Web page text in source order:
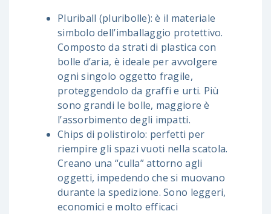
Pluriball (pluribolle): è il materiale
simbolo dell’imballaggio protettivo.
Composto da strati di plastica con
bolle d’aria, è ideale per avvolgere
ogni singolo oggetto fragile,
proteggendolo da graffi e urti. Più
sono grandi le bolle, maggiore è
l’assorbimento degli impatti.
Chips di polistirolo: perfetti per
riempire gli spazi vuoti nella scatola.
Creano una “culla” attorno agli
oggetti, impedendo che si muovano
durante la spedizione. Sono leggeri,
economici e molto efficaci